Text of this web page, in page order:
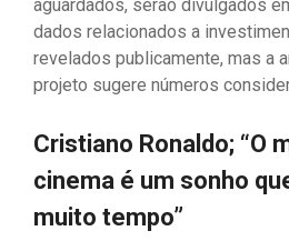
aguardados, serão divulgados
dados relacionados a
revelados publicamente, mas a
projeto sugere números
Cristiano Ronaldo; “O
cinema é um sonho
muito tempo”